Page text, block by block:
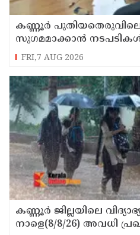
കണ്ണൂർ
സുഗമമാക്കാന്‍ നടപടികള്‍
FRI,7 AUG 2026
കണ്ണൂർ ജില്ലയിലെ
നാളെ(8/8/26) അവധി